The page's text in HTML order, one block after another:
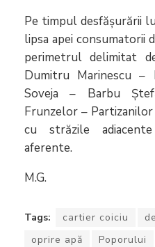
Pe timpul desfășurării
lipsa apei consumatorii
perimetrul delimitat
Dumitru Marinescu
Soveja – Barbu
Frunzelor –
cu străzile
aferente.
M.G.
Tags: cartier coiciu
oprire apă
Poporului